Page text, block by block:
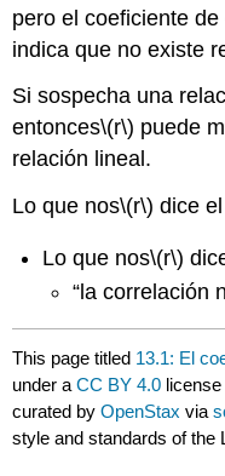
pero el coeficiente
indica que no existe
Si sospecha una
entonces\(r\) puede
relación lineal.
Lo que nos\(r\) dice
Lo que nos\(r\)
“la correlación
This page titled 13.1: El
under aCC BY 4.0
curated byOpenStax via
style and standards of the